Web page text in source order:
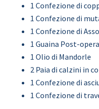
1 Confezione di
1 Confezione di
1 Confezione di
1 Guaina Post-
1 Olio di Mandorle
2 Paia di calzini in
1 Confezione di
1 Confezione di